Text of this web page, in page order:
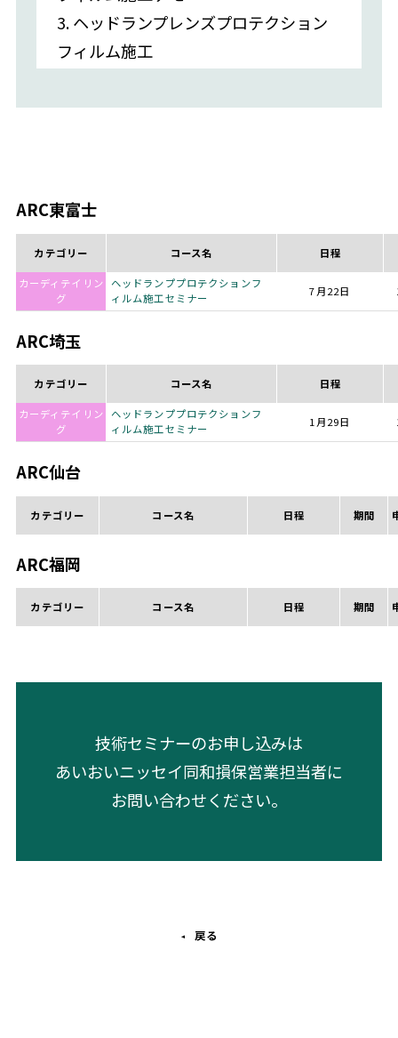
3. ヘッドランプレンズプロテクション
フィルム施工
ARC東富士
カテゴリー コース名 日程
カーディテイリン
グ
ヘッドランププロテクションフ
ィルム施工セミナー
7月22日
ARC埼玉
カテゴリー コース名 日程
カーディテイリン
グ
ヘッドランププロテクションフ
ィルム施工セミナー
1月29日
ARC仙台
カテゴリー コース名 日程 期間
ARC福岡
カテゴリー コース名 日程 期間
技術セミナーのお申し込みは
あいおいニッセイ同和損保営業担当者に
お問い合わせください。
戻る